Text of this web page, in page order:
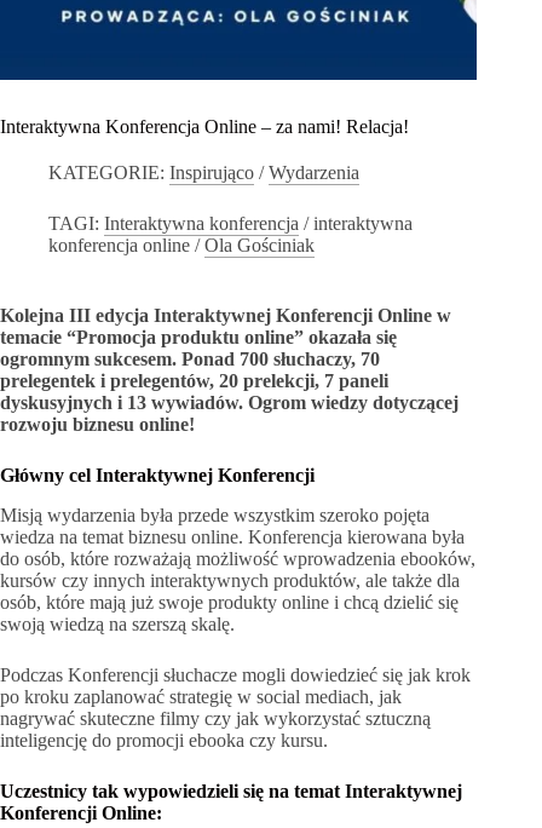
Interaktywna Konferencja Online – za nami! Relacja!
KATEGORIE: Inspirująco /Wydarzenia
TAGI: Interaktywna konferencja /interaktywna
konferencja online /Ola Gościniak
Kolejna III edycja Interaktywnej Konferencji Online w
temacie “Promocja produktu online” okazała się
ogromnym sukcesem. Ponad 700 słuchaczy, 70
prelegentek i prelegentów, 20 prelekcji, 7 paneli
dyskusyjnych i 13 wywiadów. Ogrom wiedzy dotyczącej
rozwoju biznesu online!
Główny cel Interaktywnej Konferencji
Misją wydarzenia była przede wszystkim szeroko pojęta
wiedza na temat biznesu online. Konferencja kierowana była
do osób, które rozważają możliwość wprowadzenia ebooków,
kursów czy innych interaktywnych produktów, ale także dla
osób, które mają już swoje produkty online i chcą dzielić się
swoją wiedzą na szerszą skalę.
Podczas Konferencji słuchacze mogli dowiedzieć się jak krok
po kroku zaplanować strategię w social mediach, jak
nagrywać skuteczne filmy czy jak wykorzystać sztuczną
inteligencję do promocji ebooka czy kursu.
Uczestnicy tak wypowiedzieli się na temat Interaktywnej
Konferencji Online: